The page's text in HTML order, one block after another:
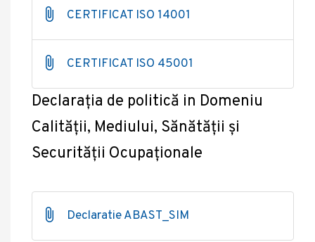
CERTIFICAT ISO 14001
CERTIFICAT ISO 45001
Declarația de politică in Domeniu
Calității, Mediului, Sănătății și
Securității Ocupaționale
Declaratie ABAST_SIM